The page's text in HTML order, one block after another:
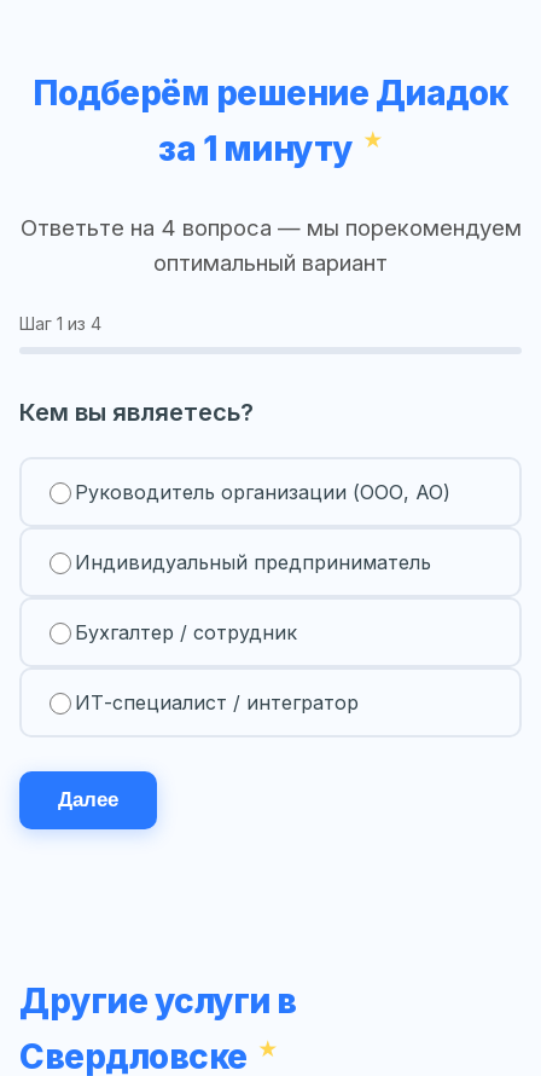
Подберём решение Диадок
за 1 минуту
Ответьте на 4 вопроса — мы порекомендуем
оптимальный вариант
Шаг 1 из 4
Кем вы являетесь?
Руководитель организации (ООО, АО)
Индивидуальный предприниматель
Бухгалтер / сотрудник
ИТ-специалист / интегратор
Далее
Другие услуги в
Свердловске